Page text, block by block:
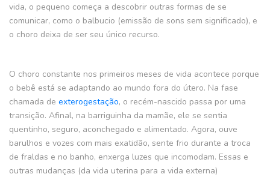
vida, o pequeno começa a descobrir outras formas de se
comunicar, como o balbucio (emissão de sons sem significado), e
o choro deixa de ser seu único recurso.
O choro constante nos primeiros meses de vida acontece porque
o bebê está se adaptando ao mundo fora do útero. Na fase
chamada de exterogestação, o recém-nascido passa por uma
transição. Afinal, na barriguinha da mamãe, ele se sentia
quentinho, seguro, aconchegado e alimentado. Agora, ouve
barulhos e vozes com mais exatidão, sente frio durante a troca
de fraldas e no banho, enxerga luzes que incomodam. Essas e
outras mudanças (da vida uterina para a vida externa)